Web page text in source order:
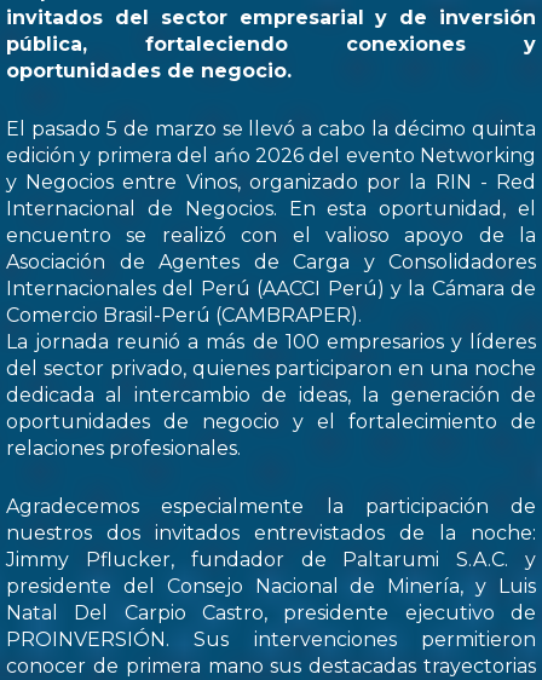
invitados del sector empresarial y de inversión
pública, fortaleciendo conexiones y
oportunidades de negocio.
El pasado 5 de marzo se llevó a cabo la décimo quinta
edición y primera del ańo 2026 del evento Networking
y Negocios entre Vinos, organizado por la RIN - Red
Internacional de Negocios. En esta oportunidad, el
encuentro se realizó con el valioso apoyo de la
Asociación de Agentes de Carga y Consolidadores
Internacionales del Perú (AACCI Perú) y la Cámara de
Comercio Brasil-Perú (CAMBRAPER).
La jornada reunió a más de 100 empresarios y líderes
del sector privado, quienes participaron en una noche
dedicada al intercambio de ideas, la generación de
oportunidades de negocio y el fortalecimiento de
relaciones profesionales.
Agradecemos especialmente la participación de
nuestros dos invitados entrevistados de la noche:
Jimmy Pflucker, fundador de Paltarumi S.A.C. y
presidente del Consejo Nacional de Minería, y Luis
Natal Del Carpio Castro, presidente ejecutivo de
PROINVERSIÓN. Sus intervenciones permitieron
conocer de primera mano sus destacadas trayectorias